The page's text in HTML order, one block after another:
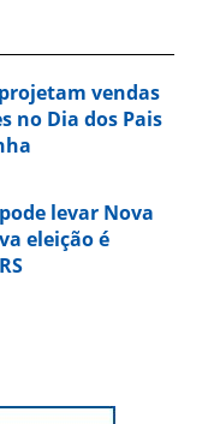
vendas
no Dia dos Pais
levar Nova
eleição é